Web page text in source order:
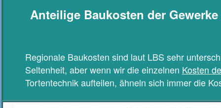
Anteilige Baukosten der Gewerke
Regionale Baukosten sind laut LBS sehr
Seltenheit, aber wenn wir die einzelnen Kosten
Tortentechnik aufteilen, ähneln sich immer die